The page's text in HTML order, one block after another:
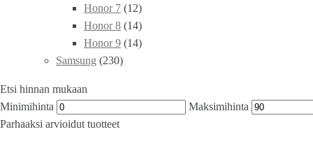
Honor 7 (12)
Honor 8 (14)
Honor 9 (14)
Samsung (230)
Etsi hinnan mukaan
Minimihinta
Maksimihinta
Parhaaksi arvioidut tuotteet